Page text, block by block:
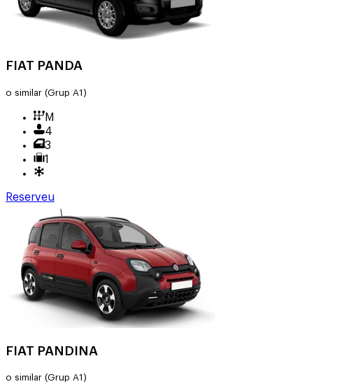
FIAT PANDA
o similar (Grup A1)
M
4
3
1
Reserveu
FIAT PANDINA
o similar (Grup A1)